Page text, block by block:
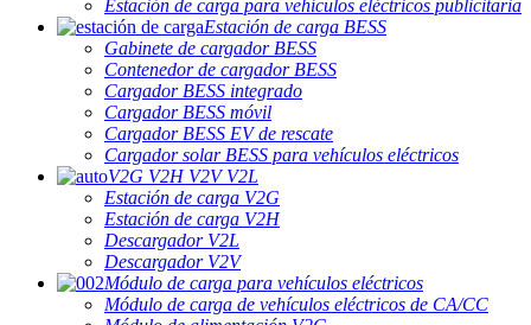
Estación de carga para vehículos eléctricos publicitaria
Estación de carga BESS
Gabinete de cargador BESS
Contenedor de cargador BESS
Cargador BESS integrado
Cargador BESS móvil
Cargador BESS EV de rescate
Cargador solar BESS para vehículos eléctricos
V2G V2H V2V V2L
Estación de carga V2G
Estación de carga V2H
Descargador V2L
Descargador V2V
Módulo de carga para vehículos eléctricos
Módulo de carga de vehículos eléctricos de CA/CC